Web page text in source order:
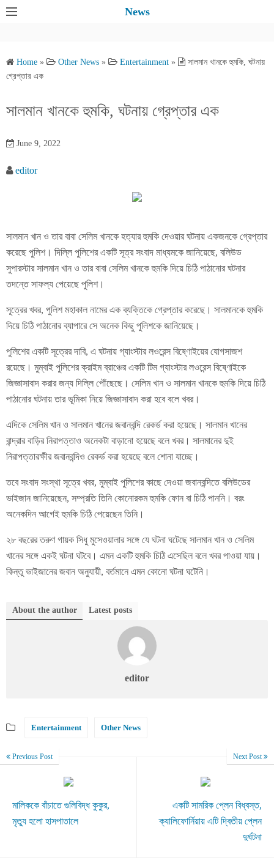
News
Home » Other News » Entertainment »
সালমান খানকে হুমকি, ঘটনায়
গ্রেপ্তার এক
সালমান খানকে হুমকি, ঘটনায় গ্রেপ্তার এক
June 9, 2022
editor
সালমান খান ও তার বাবা সেলিম খানকে হত্যার হুমকি দেওয়ার ঘটনায় একজনকে গ্রেপ্তার
করেছে পুলিশ। দিল্লি পুলিশের একটি সূত্র সংবাদ মাধ্যমকে জানিয়েছে, বলিউড
সুপারস্টার সালমান খান ও তার বাবা সেলিম খানকে হুমকি দিয়ে চিঠি পাঠানোর ঘটনার
তদন্তে সাফল্য পেয়েছে পুলিশ।
সূত্রের খবর, পুলিশ মহাকাল নামের এক ব্যক্তিকে গ্রেপ্তার করেছে। সালমানকে হুমকি
দিয়ে চিঠি পাঠানোর ব্যাপারে সে অনেক কিছু পুলিশকে জানিয়েছে।
পুলিশের একটি সূত্রের দাবি, এ ঘটনায় গ্যাংস্টার লওরেন্স বিষ্ণোইয়ের যোগসাজশ
রয়েছে। মুম্বাই পুলিশের ক্রাইম ব্রাঞ্চের একটি টিম গ্যাংস্টার লওরেন্স বিষ্ণোইকে
জিজ্ঞাসাবাদ করার জন্য দিল্লি পৌঁছেছে। সেলিম খান ও সালমান খানকে হুমকি দিয়ে চিঠি
পাঠানোর ঘটনায় তার ভূমিকা নিয়ে জিজ্ঞাসাবাদ করা হবে বলে খবর।
এদিকে সেলিম খান ও সালমান খানের জবানবন্দি রেকর্ড করা হয়েছে। সালমান খানের
বান্দ্রার বাড়ির নিরাপত্তাও অনেকটা বাড়ানো হয়েছে বলে খবর। সালমানের দুই
নিরাপত্তারক্ষীর জবানবন্দিও রেকর্ড করা হয়েছে বলে শোনা যাচ্ছে।
তবে সংবাদ সংস্থা সূত্রে খবর, মুম্বাই পুলিশের কাছে দেওয়া জবানবন্দিতে বলিউডের
ভাইজান জানিয়েছেন, সম্প্রতি তিনি কোনোরকম হুমকি ফোন বা চিঠি পাননি। বরং
অনেকদিন আগেই হুমকি চিঠি পেয়েছেন তিনি।
২৮ বছরের তরুণ গায়ক সিধু মুসেওয়ালার সঙ্গে যে ঘটনা ঘটেছে সালমান খান ও সেলিম
খানের সঙ্গে একই ঘটনা ঘটবে। এমন একটি হুমকি চিঠি এসেছিল বলে খবর পাওয়া যায়।
কিন্তু ভাইজানের জবান অনুযায়ী, বর্তমানে এমন কোনো ঘটনা ঘটেনি।
About the author Latest posts
editor
Entertainment Other News
Previous Post
মালিককে বাঁচাতে গুলিবিদ্ধ কুকুর,
মৃত্যু হলো হাসপাতালে
Next Post
একটি সামরিক প্লেন বিধ্বস্ত,
ক্যালিফোর্নিয়ায় এটি দ্বিতীয় প্লেন
দুর্ঘটনা